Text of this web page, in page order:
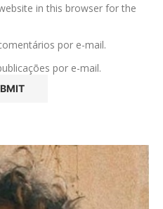
in this browser for the
por e-mail.
por e-mail.